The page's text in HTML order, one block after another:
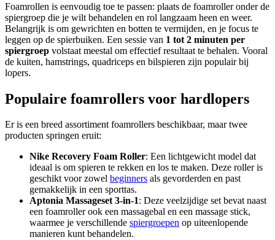
Foamrollen is eenvoudig toe te passen: plaats de foamroller onder de
spiergroep die je wilt behandelen en rol langzaam heen en weer.
Belangrijk is om gewrichten en botten te vermijden, en je focus te
leggen op de spierbuiken. Een sessie van 1 tot 2 minuten per
spiergroep volstaat meestal om effectief resultaat te behalen. Vooral
de kuiten, hamstrings, quadriceps en bilspieren zijn populair bij
lopers.
Populaire foamrollers voor hardlopers
Er is een breed assortiment foamrollers beschikbaar, maar twee
producten springen eruit:
Nike Recovery Foam Roller: Een lichtgewicht model dat
ideaal is om spieren te rekken en los te maken. Deze roller is
geschikt voor zowel beginners als gevorderden en past
gemakkelijk in een sporttas.
Aptonia Massageset 3-in-1: Deze veelzijdige set bevat naast
een foamroller ook een massagebal en een massage stick,
waarmee je verschillende spiergroepen op uiteenlopende
manieren kunt behandelen.